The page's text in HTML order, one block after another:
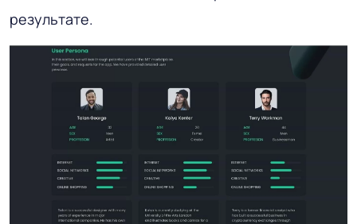
результате.